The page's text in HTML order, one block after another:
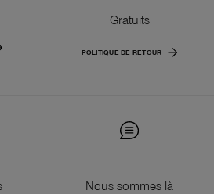
Gratuits
POLITIQUE DE RETOUR
Nous sommes là